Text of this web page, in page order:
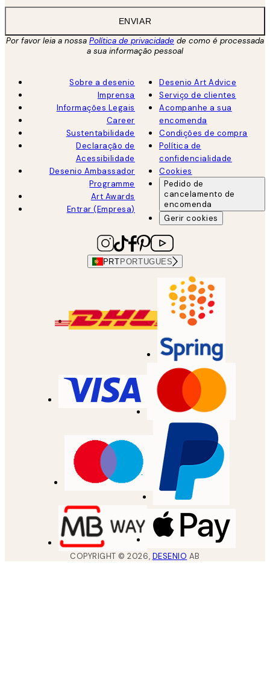
ENVIAR
Por favor leia a nossa Política de privacidade de como é processada
a sua informação pessoal
Sobre a desenio
Imprensa
Informações Legais
Career
Sustentabilidade
Declaração de
Acessibilidade
Desenio Ambassador
Programme
Art Awards
Entrar (Empresa)
Desenio Art Advice
Serviço de clientes
Acompanhe a sua
encomenda
Condições de compra
Política de
confidencialidade
Cookies
Pedido de
cancelamento de
encomenda
Gerir cookies
PRT PORTUGUES
COPYRIGHT ©2026, DESENIO AB